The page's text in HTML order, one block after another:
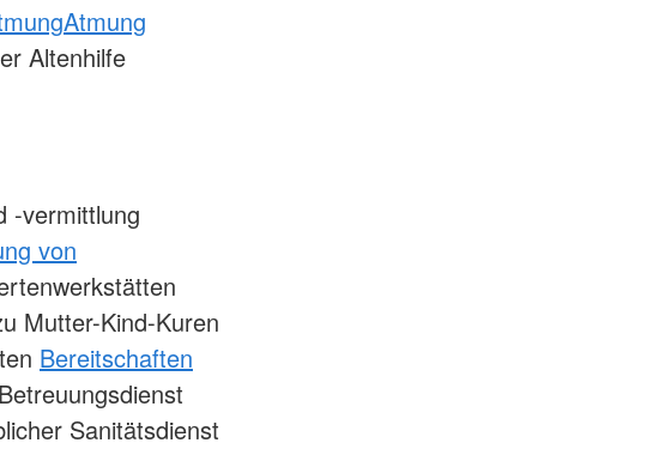
Atmung
Altenhilfe
-vermittlung
von
Mutter-Kind-Kuren
Bereitschaften
Sanitätsdienst